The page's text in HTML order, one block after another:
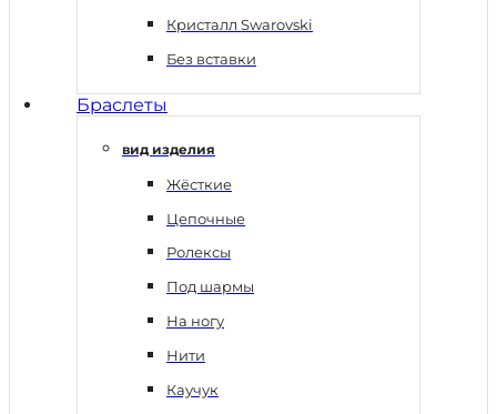
Кристалл Swarovski
Без вставки
Браслеты
вид изделия
Жёсткие
Цепочные
Ролексы
Под шармы
На ногу
Нити
Каучук